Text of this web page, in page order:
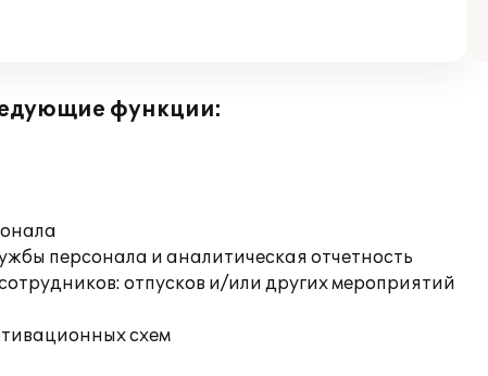
функции:
персонала и аналитическая отчетность
отпусков и/или других мероприятий
схем